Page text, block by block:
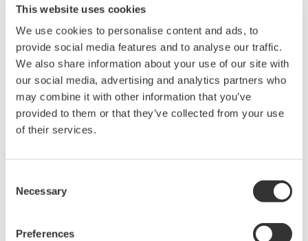
This website uses cookies
We use cookies to personalise content and ads, to
provide social media features and to analyse our traffic.
We also share information about your use of our site with
our social media, advertising and analytics partners who
may combine it with other information that you’ve
provided to them or that they’ve collected from your use
of their services.
Selection
Necessary
Preferences
Wasserversorgung für die Menschen in Äthiopien zu
gewährleisten.“ (Kunimasa Shigeno, President und CEO
von Yokogawa Middle East & Africa)
der Mess-, Steuerungs- und Informationstechnik für
Kunden aus verschiedensten Branchen wie z.B. der